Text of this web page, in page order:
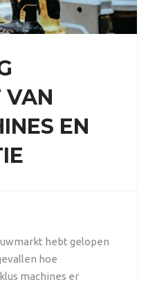
VAN
EN
hebt gelopen
hoe
machines er